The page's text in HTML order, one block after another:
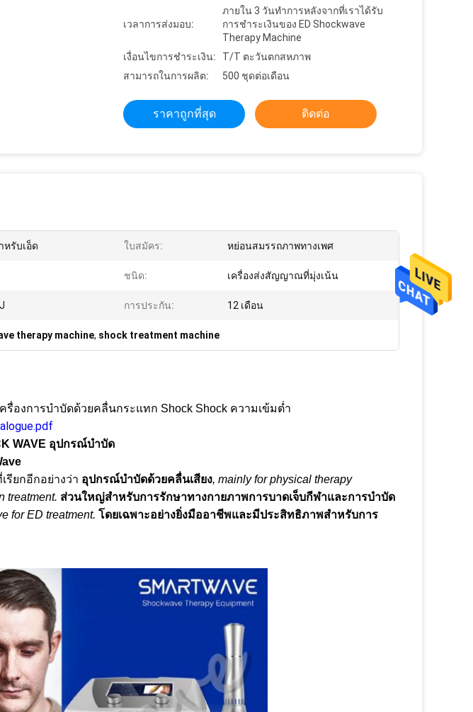
เวลาการส่งมอบ:
ภายใน 3 วันทำการหลังจากที่เราได้รับ
การชำระเงินของ ED Shockwave
Therapy Machine
เงื่อนไขการชำระเงิน:
T/T ตะวันตกสหภาพ
สามารถในการผลิต:
500 ชุดต่อเดือน
ราคาถูกที่สุด ติดต่อ
หรับเอ็ด ใบสมัคร: หย่อนสมรรถภาพทางเพศ
ชนิด: เครื่องส่งสัญญาณที่มุ่งเน้น
การประกัน: 12 เดือน
therapy machine, shock treatment machine
รื่องการบำบัดด้วยคลื่นกระแทก Shock Shock ความเข้มต่ำ
WAVE อุปกรณ์บำบัด
รียกอีกอย่างว่า อุปกรณ์บำบัดด้วยคลื่นเสียง, mainly for physical therapy
treatment. ส่วนใหญ่สำหรับการรักษาทางกายภาพการบาดเจ็บกีฬาและการบำบัด
for ED treatment. โดยเฉพาะอย่างยิ่งมืออาชีพและมีประสิทธิภาพสำหรับการ